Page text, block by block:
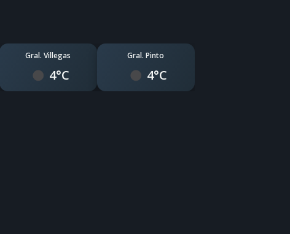
Gral. Villegas
4°C
Gral. Pinto
4°C